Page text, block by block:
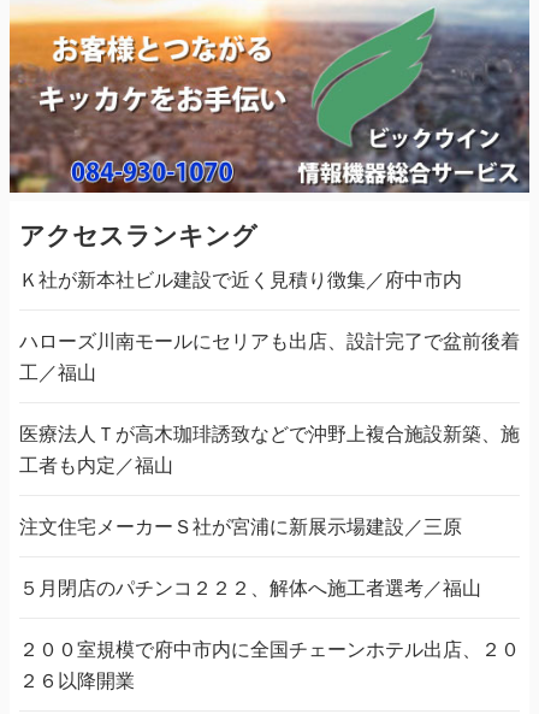
アクセスランキング
Ｋ社が新本社ビル建設で近く見積り徴集／府中市内
ハローズ川南モールにセリアも出店、設計完了で盆前後着
工／福山
医療法人Ｔが高木珈琲誘致などで沖野上複合施設新築、施
工者も内定／福山
注文住宅メーカーＳ社が宮浦に新展示場建設／三原
５月閉店のパチンコ２２２、解体へ施工者選考／福山
２００室規模で府中市内に全国チェーンホテル出店、２０
２６以降開業